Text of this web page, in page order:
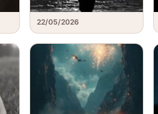
22/05/2026